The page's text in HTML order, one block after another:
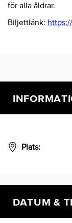
för alla åldrar.
Biljettlänk:
Plats:
DATUM &